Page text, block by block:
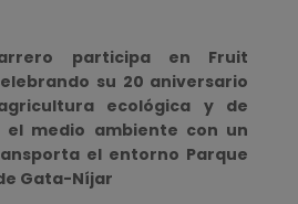
participa en Fruit
su 20 aniversario
ecológica y de
el medio ambiente con un
el entorno Parque
Gata-Níjar